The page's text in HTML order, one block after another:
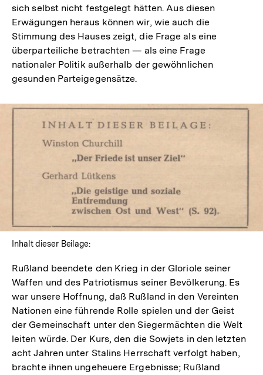
sich selbst nicht festgelegt hätten. Aus diesen
Erwägungen heraus können wir, wie auch die
Stimmung des Hauses zeigt, die Frage als eine
überparteiliche betrachten — als eine Frage
nationaler Politik außerhalb der gewöhnlichen
gesunden Parteigegensätze.
öffnen
Inhalt dieser Beilage:
Rußland beendete den Krieg in der Gloriole seiner
Waffen und des Patriotismus seiner Bevölkerung. Es
war unsere Hoffnung, daß Rußland in den Vereinten
Nationen eine führende Rolle spielen und der Geist
der Gemeinschaft unter den Siegermächten die Welt
leiten würde. Der Kurs, den die Sowjets in den letzten
acht Jahren unter Stalins Herrschaft verfolgt haben,
brachte ihnen ungeheuere Ergebnisse; Rußland